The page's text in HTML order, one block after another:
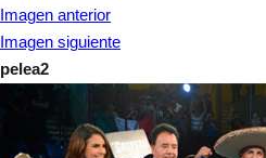
Imagen anterior
Imagen siguiente
pelea2